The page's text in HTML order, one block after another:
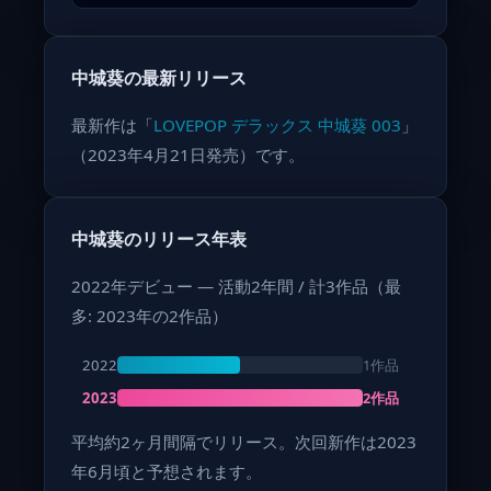
中城葵の最新リリース
最新作は「LOVEPOP デラックス 中城葵 003 」
（2023年4月21日発売）です。
中城葵のリリース年表
2022年デビュー — 活動2年間 / 計3作品（最
多: 2023年の2作品）
2022
1作品
2023
2作品
平均約2ヶ月間隔でリリース。次回新作は2023
年6月頃と予想されます。